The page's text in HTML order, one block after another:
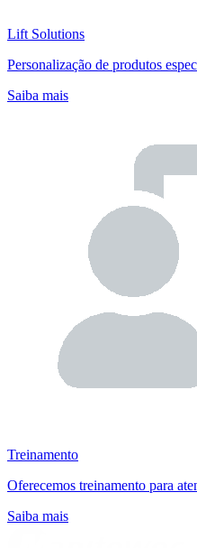
Lift Solutions
Personalização de produtos
Saiba mais
Treinamento
Oferecemos treinamento para
Saiba mais